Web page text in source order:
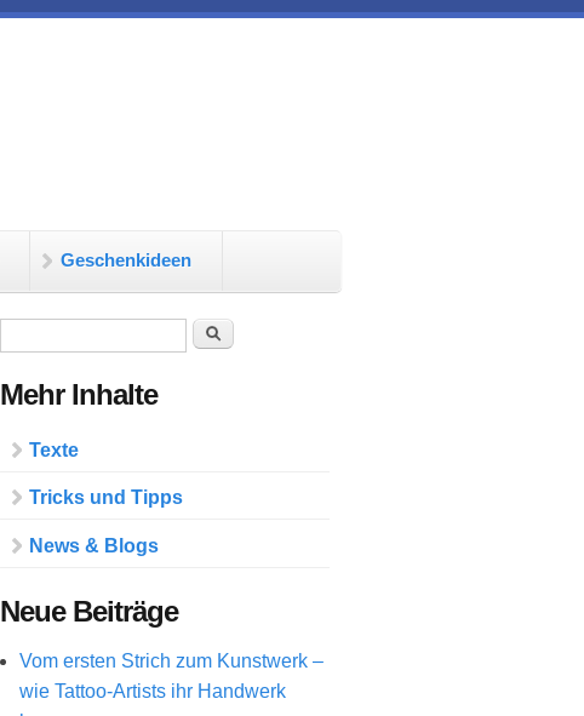
Geschenkideen
Suche
Mehr Inhalte
Texte
Tricks und Tipps
News & Blogs
Neue Beiträge
Vom ersten Strich zum Kunstwerk –
wie Tattoo-Artists ihr Handwerk